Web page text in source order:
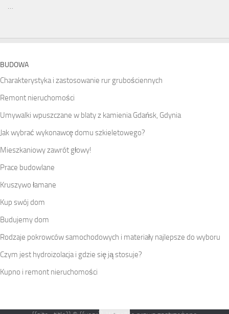
…
BUDOWA
Charakterystyka i zastosowanie rur grubościennych
Remont nieruchomości
Umywalki wpuszczane w blaty z kamienia Gdańsk, Gdynia
Jak wybrać wykonawcę domu szkieletowego?
Mieszkaniowy zawrót głowy!
Prace budowlane
Kruszywo łamane
Kup swój dom
Budujemy dom
Rodzaje pokrowców samochodowych i materiały najlepsze do wyboru
Czym jest hydroizolacja i gdzie się ją stosuje?
Kupno i remont nieruchomości